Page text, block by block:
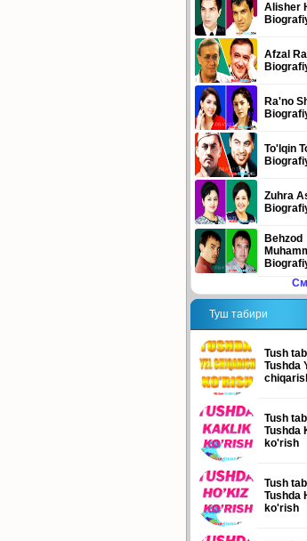
Alisher
Afzal
Ra'no
To'lqin
Zuhra
Behzod
Туш табири
Tush
Tushda
Tush
Tushda
ko'rish
Tush
Tushda
ko'rish